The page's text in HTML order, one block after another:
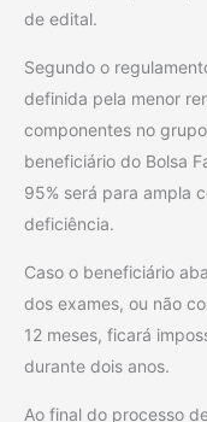
de edital.
Segundo o
definida pela menor
componentes no
beneficiário do Bolsa
95% será para ampla
deficiência.
Caso o beneficiário
dos exames, ou não
12 meses, ficará
durante dois anos.
Ao final do processo